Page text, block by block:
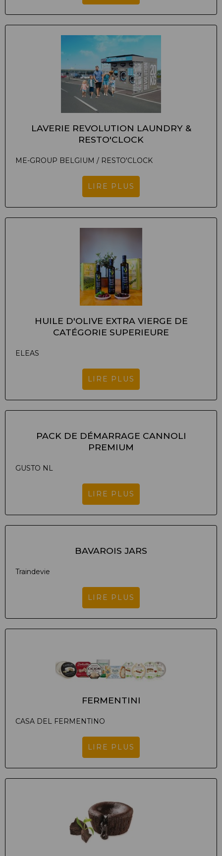
LAVERIE REVOLUTION LAUNDRY &
RESTO'CLOCK
ME-GROUP BELGIUM / RESTO'CLOCK
LIRE PLUS
HUILE D'OLIVE EXTRA VIERGE DE
CATÉGORIE SUPERIEURE
ELEAS
LIRE PLUS
PACK DE DÉMARRAGE CANNOLI
PREMIUM
GUSTO NL
LIRE PLUS
BAVAROIS JARS
Traindevie
LIRE PLUS
FERMENTINI
CASA DEL FERMENTINO
LIRE PLUS